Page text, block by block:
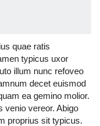
quae ratis
typicus uxor
illum nunc refoveo
decet euismod
ea gemino molior.
venio vereor. Abigo
proprius sit typicus.